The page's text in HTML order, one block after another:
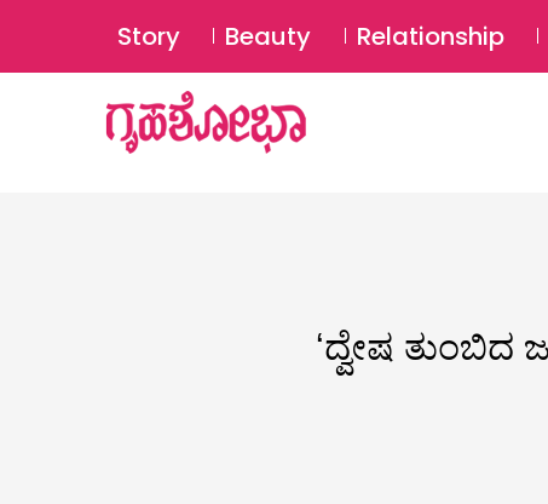
Story Beauty Relationship
ʻದ್ವೇಷ ತುಂಬಿದ